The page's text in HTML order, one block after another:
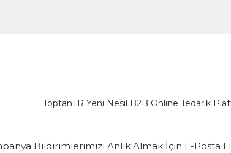
ToptanTR Yeni Nesil B2B Online Tedarik
Bildirimlerimizi Anlık Almak İçin E-Posta